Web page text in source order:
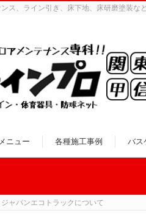
ス、ライン引き、床下地、床研磨塗装な
ニュー 各種施工事例 バス
ジャパンエコトラックについて